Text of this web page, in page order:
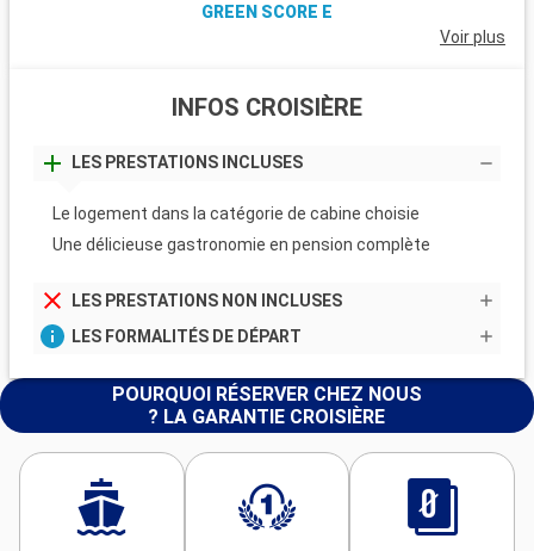
GREEN SCORE E
Voir plus
INFOS CROISIÈRE
LES PRESTATIONS INCLUSES
Le logement dans la catégorie de cabine choisie
Une délicieuse gastronomie en pension complète
LES PRESTATIONS NON INCLUSES
LES FORMALITÉS DE DÉPART
POURQUOI RÉSERVER CHEZ NOUS
? LA GARANTIE CROISIÈRE